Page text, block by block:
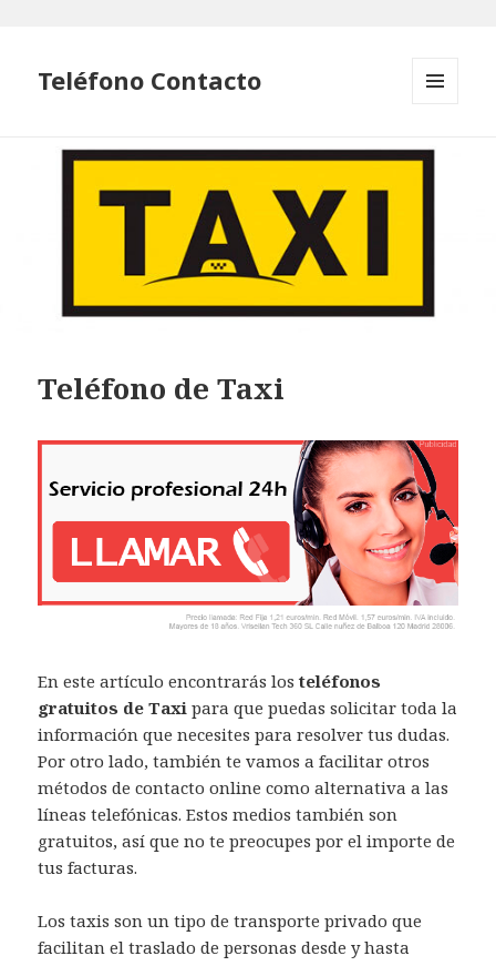
Teléfono Contacto
WIDGETS
Teléfono de Taxi
En este artículo encontrarás los teléfonos
gratuitos de Taxi para que puedas solicitar toda la
información que necesites para resolver tus dudas.
Por otro lado, también te vamos a facilitar otros
métodos de contacto online como alternativa a las
líneas telefónicas. Estos medios también son
gratuitos, así que no te preocupes por el importe de
tus facturas.
Los taxis son un tipo de transporte privado que
facilitan el traslado de personas desde y hasta